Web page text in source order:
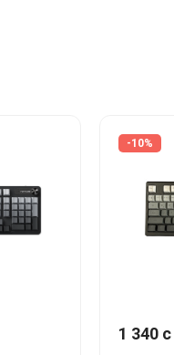
-10%
1 340 c